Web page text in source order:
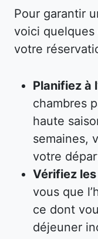
Pour garantir
voici quelques
votre
Planifiez à
chambres
haute
semaines,
votre
Vérifiez
vous que
ce dont
déjeuner